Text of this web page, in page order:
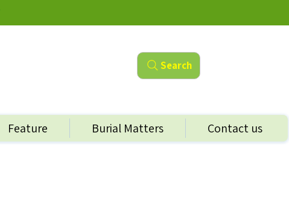
Feature Burial Matters Contact us
Search